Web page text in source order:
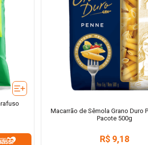
Macarrão de Sêmola Grano Duro
Pacote 500g
R$ 9,18